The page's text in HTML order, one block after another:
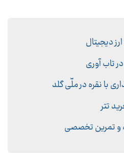
دیجیتال
تاب آوری
با نقره در ملّی گلد
تتر
و تمرین تخصصی